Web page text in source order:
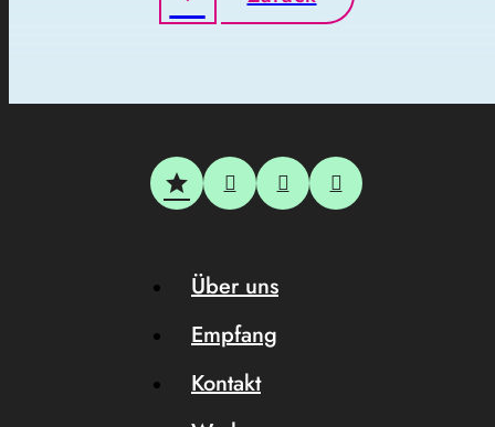
Über uns
Empfang
Kontakt